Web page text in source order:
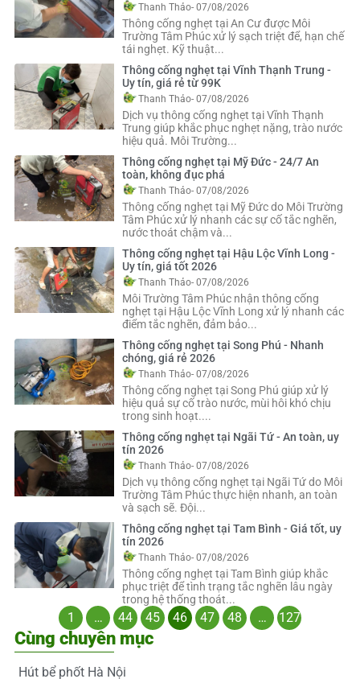
Thanh Thảo- 07/08/2026
Thông cống nghẹt tại An Cư được Môi
Trường Tâm Phúc xử lý sạch triệt để, hạn chế
tái nghẹt. Kỹ thuật...
Thông cống nghẹt tại Vĩnh Thạnh Trung -
Uy tín, giá rẻ từ 99K
Thanh Thảo- 07/08/2026
Dịch vụ thông cống nghẹt tại Vĩnh Thạnh
Trung giúp khắc phục nghẹt nặng, trào nước
hiệu quả. Môi Trường...
Thông cống nghẹt tại Mỹ Đức - 24/7 An
toàn, không đục phá
Thanh Thảo- 07/08/2026
Thông cống nghẹt tại Mỹ Đức do Môi Trường
Tâm Phúc xử lý nhanh các sự cố tắc nghẽn,
nước thoát chậm và...
Thông cống nghẹt tại Hậu Lộc Vĩnh Long -
Uy tín, giá tốt 2026
Thanh Thảo- 07/08/2026
Môi Trường Tâm Phúc nhận thông cống
nghẹt tại Hậu Lộc Vĩnh Long xử lý nhanh các
điểm tắc nghẽn, đảm bảo...
Thông cống nghẹt tại Song Phú - Nhanh
chóng, giá rẻ 2026
Thanh Thảo- 07/08/2026
Thông cống nghẹt tại Song Phú giúp xử lý
hiệu quả sự cố trào nước, mùi hôi khó chịu
trong sinh hoạt....
Thông cống nghẹt tại Ngãi Tứ - An toàn, uy
tín 2026
Thanh Thảo- 07/08/2026
Dịch vụ thông cống nghẹt tại Ngãi Tứ do Môi
Trường Tâm Phúc thực hiện nhanh, an toàn
và sạch sẽ. Đội...
Thông cống nghẹt tại Tam Bình - Giá tốt, uy
tín 2026
Thanh Thảo- 07/08/2026
Thông cống nghẹt tại Tam Bình giúp khắc
phục triệt để tình trạng tắc nghẽn lâu ngày
trong hệ thống thoát...
1 … 44 45 46 47 48 … 127
Cùng chuyên mục
Hút bể phốt Hà Nội